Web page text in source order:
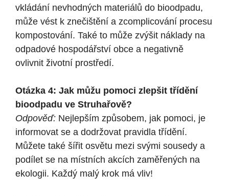
vkládání nevhodných materiálů do bioodpadu,
může vést k znečištění a zcomplicování procesu
kompostování. Také to může zvýšit náklady na
odpadové hospodářství obce a negativně
ovlivnit životní prostředí.
Otázka 4: Jak můžu pomoci zlepšit třídění
bioodpadu ve Struhařově?
Odpověď: Nejlepším způsobem, jak pomoci, je
informovat se a dodržovat pravidla třídění.
Můžete také šířit osvětu mezi svými sousedy a
podílet se na místních akcích zaměřených na
ekologii. Každý malý krok má vliv!